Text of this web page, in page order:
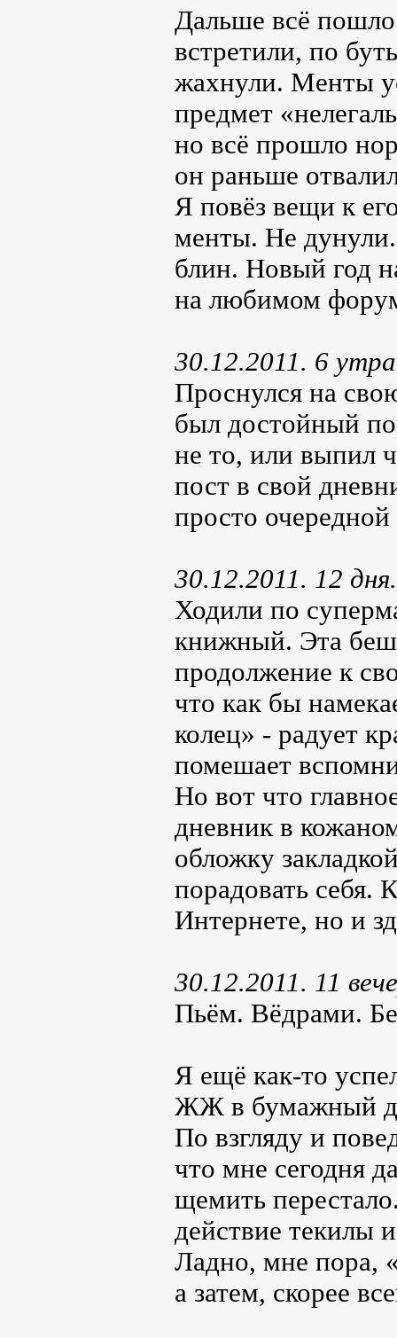
Дальше всё пошло
встретили, по
жахнули. Менты
предмет
но всё прошло
он раньше
Я повёз вещи к
менты. Не
блин. Новый год
на любимом
30.12.2011. 6
Проснулся на
был достойный
не то, или выпил
пост в свой
просто очередной
30.12.2011. 12 дня.
Ходили по
книжный. Эта
продолжение к
что как бы
колец» - радует
помешает
Но вот что
дневник в
обложку
порадовать себя.
Интернете, но и
30.12.2011. 11
Пьём. Вёдрами.
Я ещё как-то
ЖЖ в бумажный
По взгляду и
что мне сегодня
щемить
действие текилы
Ладно, мне пора,
а затем, скорее